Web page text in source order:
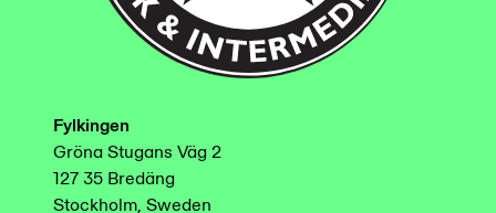
Fylkingen
Gröna Stugans Väg 2
127 35 Bredäng
Stockholm, Sweden